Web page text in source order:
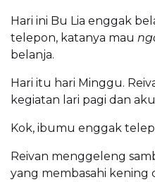
Hari ini Bu Lia enggak
telepon, katanya mau
belanja.
Hari itu hari Minggu.
kegiatan lari pagi dan
Kok, ibumu enggak
Reivan menggeleng
yang membasahi kening